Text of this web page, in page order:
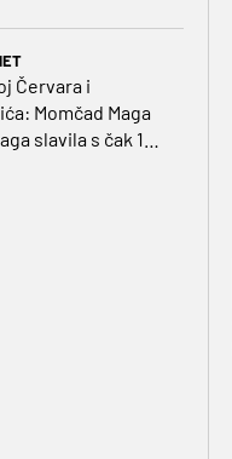
Červara i
Momčad Maga
slavila s čak 12